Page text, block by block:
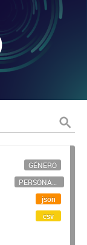
GÉNERO
PERSONAL CIENTÍFICO-TECNOLÓGICO
json
csv